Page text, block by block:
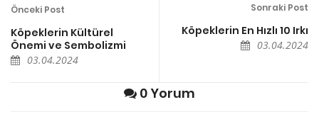
Önceki Post
Köpeklerin Kültürel
Önemi ve Sembolizmi
03.04.2024
Sonraki Post
Köpeklerin En Hızlı 10 Irkı
03.04.2024
0 Yorum